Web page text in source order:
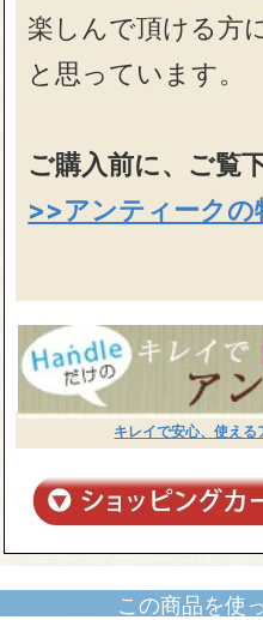
楽しんで頂ける方
と思っています。
ご購入前に、ご覧
>>アンティークの
キレイで安心、使え
この商品を使